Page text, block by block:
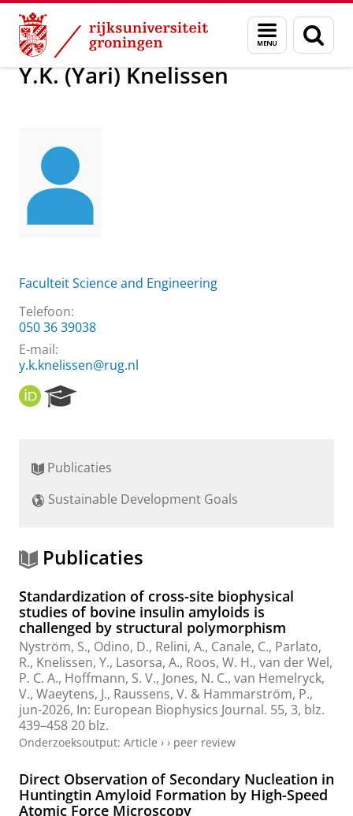
Skip
Content
Skip
Navigation
Menu
en
zoeken
Over ons Y.K. (Yari) Knelissen
Y.K. (Yari) Knelissen
Faculteit Science and Engineering
Telefoon:
050 36 39038
E-mail:
y.k.knelissen@rug.nl
O
R
r
h
r
t
l
Publicaties
Sustainable Development Goals
Publicaties
Standardization of cross-site biophysical
studies of bovine insulin amyloids is
challenged by structural polymorphism
Nyström, S., Odino, D., Relini, A., Canale, C., Parlato,
R., Knelissen, Y., Lasorsa, A., Roos, W. H., van der Wel,
P. C. A., Hoffmann, S. V., Jones, N. C., van Hemelryck,
V., Waeytens, J., Raussens, V. & Hammarström, P.,
jun-2026, In: European Biophysics Journal. 55, 3, blz.
439–45820 blz.
Onderzoeksoutput: Article › › peer review
Direct Observation of Secondary Nucleation in
Huntingtin Amyloid Formation by High-Speed
Atomic Force Microscopy